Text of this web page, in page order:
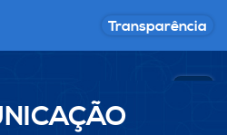
Transparência